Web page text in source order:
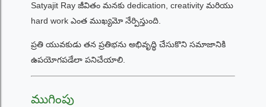
Satyajit Ray జీవితం మనకు dedication, creativity మరియు
hard work ఎంత ముఖ్యమో నేర్పిస్తుంది.
ప్రతి యువకుడు తన ప్రతిభను అభివృద్ధి చేసుకొని సమాజానికి
ఉపయోగపడేలా పనిచేయాలి.
ముగింపు